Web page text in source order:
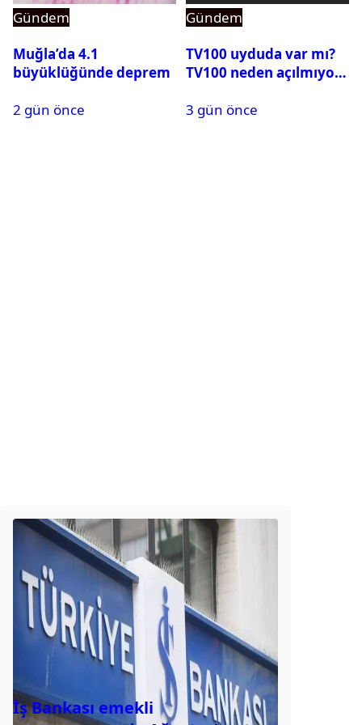
Gündem
Muğla’da 4.1
büyüklüğünde deprem
2 gün önce
Gündem
TV100 uyduda var mı?
TV100 neden açılmıyor?
3 gün önce
İş Bankası emekli